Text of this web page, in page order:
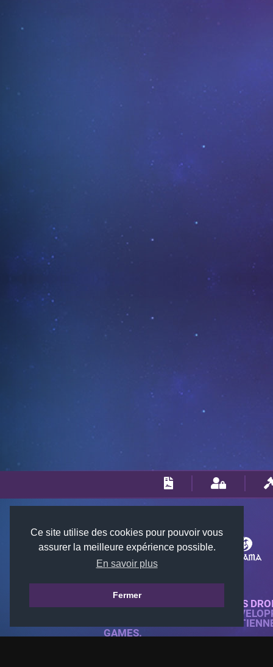
Ce site utilise des cookies pour pouvoir vous
assurer la meilleure expérience possible.
En savoir plus
Fermer
© 2018-2026 KTARENA. TOUS
SITE WEB ENTIÈREMENT
TOUTES LES IMAGES
GAMES.